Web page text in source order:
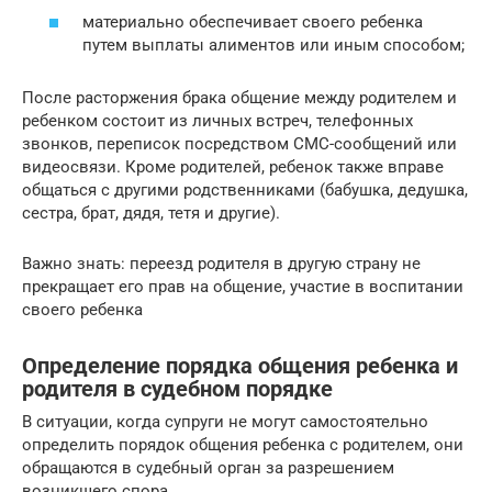
материально обеспечивает своего ребенка
путем выплаты алиментов или иным способом;
После расторжения брака общение между родителем и
ребенком состоит из личных встреч, телефонных
звонков, переписок посредством СМС-сообщений или
видеосвязи. Кроме родителей, ребенок также вправе
общаться с другими родственниками (бабушка, дедушка,
сестра, брат, дядя, тетя и другие).
Важно знать: переезд родителя в другую страну не
прекращает его прав на общение, участие в воспитании
своего ребенка
Определение порядка общения ребенка и
родителя в судебном порядке
В ситуации, когда супруги не могут самостоятельно
определить порядок общения ребенка с родителем, они
обращаются в судебный орган за разрешением